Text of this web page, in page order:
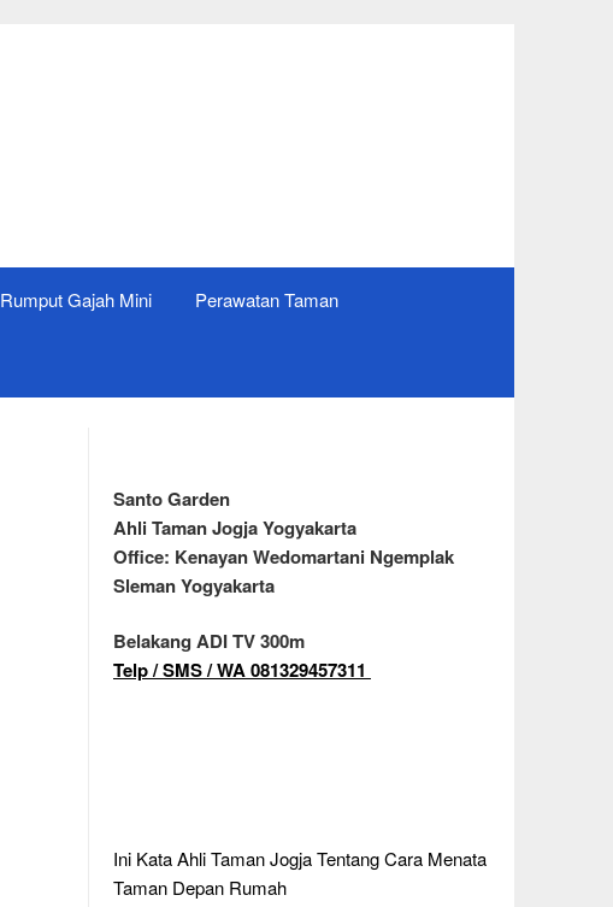
Rumput Gajah Mini Perawatan Taman
Santo Garden
Ahli Taman Jogja Yogyakarta
Office: Kenayan Wedomartani Ngemplak
Sleman Yogyakarta
Belakang ADI TV 300m
Telp / SMS / WA 081329457311
Ini Kata Ahli Taman Jogja Tentang Cara Menata
Taman Depan Rumah